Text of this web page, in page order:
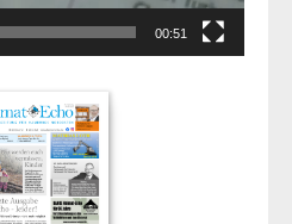
00:51